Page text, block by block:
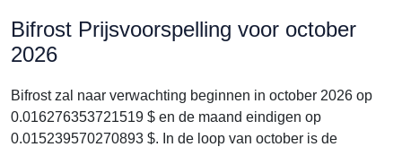
Bifrost Prijsvoorspelling voor october
2026
Bifrost zal naar verwachting beginnen in october 2026 op
0.016276353721519 $ en de maand eindigen op
0.015239570270893 $. In de loop van october is de